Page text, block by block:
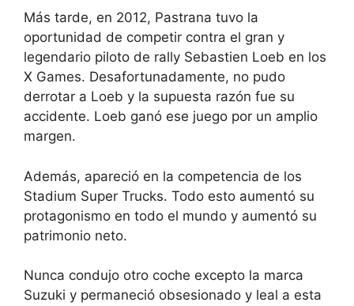
Más tarde, en 2012, Pastrana tuvo la
oportunidad de competir contra el gran y
legendario piloto de rally Sebastien Loeb en los
X Games. Desafortunadamente, no pudo
derrotar a Loeb y la supuesta razón fue su
accidente. Loeb ganó ese juego por un amplio
margen.
Además, apareció en la competencia de los
Stadium Super Trucks. Todo esto aumentó su
protagonismo en todo el mundo y aumentó su
patrimonio neto.
Nunca condujo otro coche excepto la marca
Suzuki y permaneció obsesionado y leal a esta